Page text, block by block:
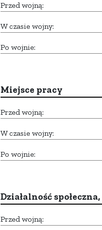
Przed wojną:
W czasie wojny:
Po wojnie:
Miejsce pracy
Przed wojną:
W czasie wojny:
Po wojnie:
Działalność
Przed wojną: